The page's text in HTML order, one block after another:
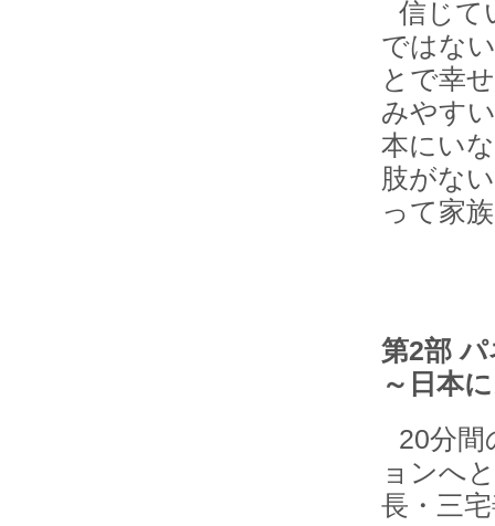
信じて
ではな
とで幸
みやす
本にい
肢がな
って家
第2部
～日本
20分
ョンへ
長・三